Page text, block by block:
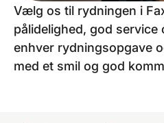
Vælg os til rydningen i
pålidelighed, god
enhver rydningsopgave
med et smil og god